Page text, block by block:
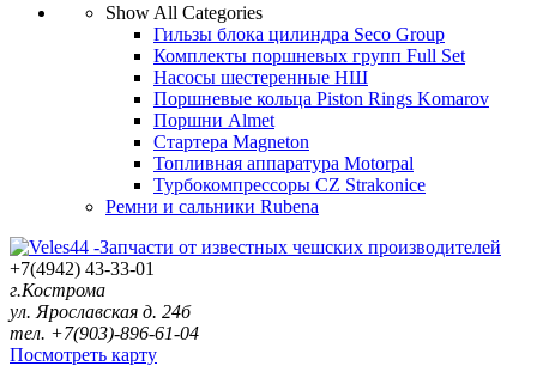
Show All Categories
Гильзы блока цилиндра Seco Group
Комплекты поршневых групп Full Set
Насосы шестеренные НШ
Поршневые кольца Piston Rings Komarov
Поршни Almet
Стартера Magneton
Топливная аппаратура Motorpal
Турбокомпрессоры CZ Strakonice
Ремни и сальники Rubena
+7(4942) 43-33-01
г.Кострома
ул. Ярославская д. 24б
тел. +7(903)-896-61-04
Посмотреть карту